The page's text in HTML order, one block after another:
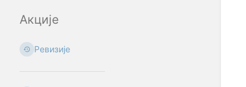
Акције
Ревизије